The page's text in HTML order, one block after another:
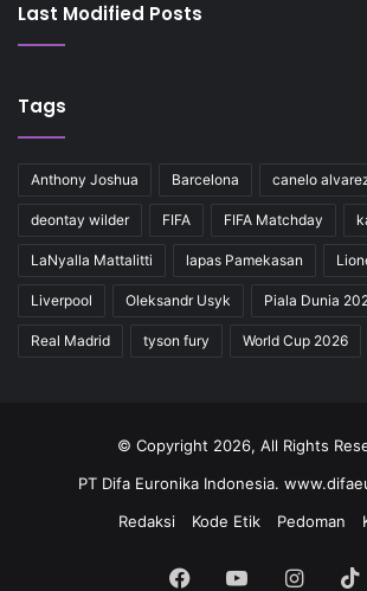
Last Modified Posts
Tags
Anthony Joshua Barcelona canelo
deontay wilder FIFA FIFA Matchday
LaNyalla Mattalitti lapas Pamekasan
Liverpool Oleksandr Usyk Piala Dunia
Real Madrid tyson fury World Cup 2026
© Copyright 2026, All Rights
PT Difa Euronika Indonesia.
Redaksi
Kode Etik Pedoman
Facebook
YouTube